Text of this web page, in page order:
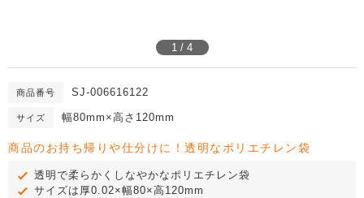
1 / 4
商品番号 SJ-006616122
サイズ 幅80mm×高さ120mm
商品のお持ち帰りや仕分けに！透明なポリエチレン袋
透明で柔らかくしなやかなポリエチレン袋
サイズは厚0.02×幅80×高120mm